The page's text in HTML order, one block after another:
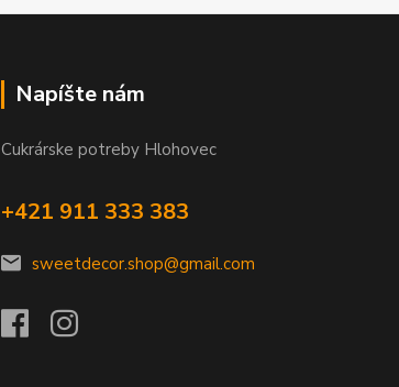
Napíšte nám
Cukrárske potreby Hlohovec
+421 911 333 383
sweetdecor.shop@gmail.com